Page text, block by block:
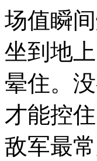
场值瞬
坐到地
晕住。
才能控
敌军最